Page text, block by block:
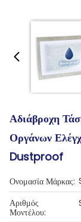
Αδιάβροχη
Οργάνων
Dustproof
Ονομασία Μάρκας:
Αριθμός
Μοντέλου: